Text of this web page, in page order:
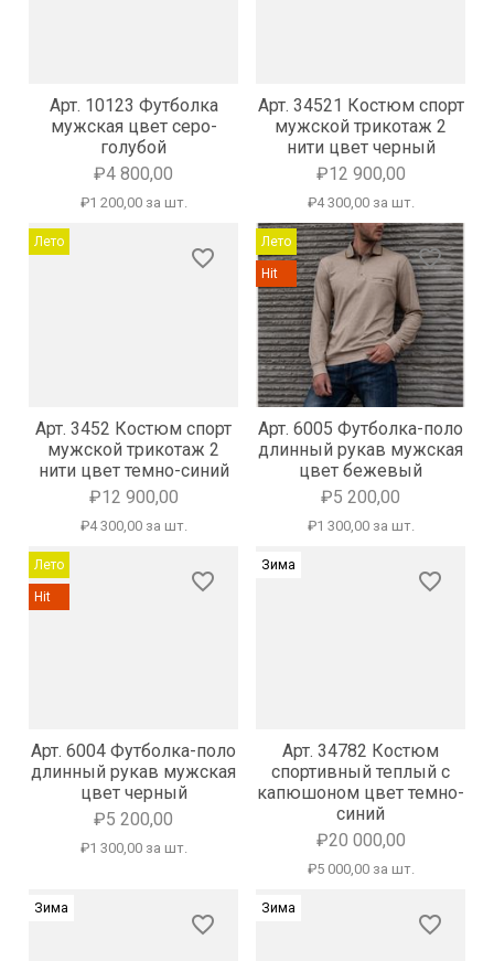
Арт. 10123 Футболка
мужская цвет серо-
голубой
₽4 800,00
₽1 200,00 за шт.
Арт. 34521 Костюм спорт
мужской трикотаж 2
нити цвет черный
₽12 900,00
₽4 300,00 за шт.
favorite_border
Лето
Арт. 3452 Костюм спорт
мужской трикотаж 2
нити цвет темно-синий
₽12 900,00
₽4 300,00 за шт.
favorite_border
Лето
Hit
Арт. 6005 Футболка-поло
длинный рукав мужская
цвет бежевый
₽5 200,00
₽1 300,00 за шт.
favorite_border
Лето
Hit
Арт. 6004 Футболка-поло
длинный рукав мужская
цвет черный
₽5 200,00
₽1 300,00 за шт.
favorite_border
Зима
Арт. 34782 Костюм
спортивный теплый с
капюшоном цвет темно-
синий
₽20 000,00
₽5 000,00 за шт.
favorite_border
Зима
favorite_border
Зима